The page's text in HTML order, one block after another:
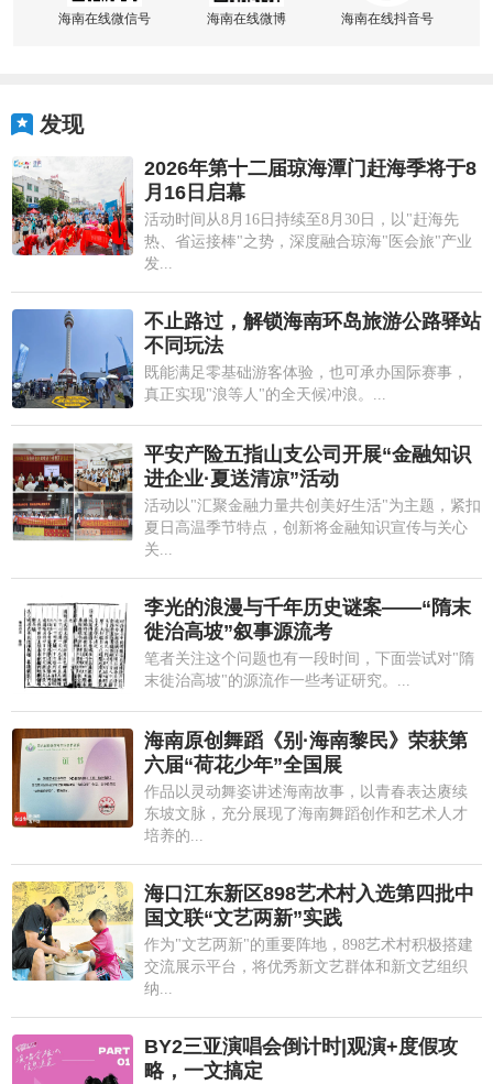
海南在线微信号 海南在线微博 海南在线抖音号
发现
2026年第十二届琼海潭门赶海季将于8
月16日启幕
活动时间从8月16日持续至8月30日，以"赶海先
热、省运接棒"之势，深度融合琼海"医会旅"产业
发...
不止路过，解锁海南环岛旅游公路驿站
不同玩法
既能满足零基础游客体验，也可承办国际赛事，
真正实现"浪等人"的全天候冲浪。...
平安产险五指山支公司开展“金融知识
进企业·夏送清凉”活动
活动以"汇聚金融力量共创美好生活"为主题，紧扣
夏日高温季节特点，创新将金融知识宣传与关心
关...
李光的浪漫与千年历史谜案——“隋末
徙治高坡”叙事源流考
笔者关注这个问题也有一段时间，下面尝试对"隋
末徙治高坡"的源流作一些考证研究。...
海南原创舞蹈《别·海南黎民》荣获第
六届“荷花少年”全国展
作品以灵动舞姿讲述海南故事，以青春表达赓续
东坡文脉，充分展现了海南舞蹈创作和艺术人才
培养的...
海口江东新区898艺术村入选第四批中
国文联“文艺两新”实践
作为"文艺两新"的重要阵地，898艺术村积极搭建
交流展示平台，将优秀新文艺群体和新文艺组织
纳...
BY2三亚演唱会倒计时|观演+度假攻
略，一文搞定